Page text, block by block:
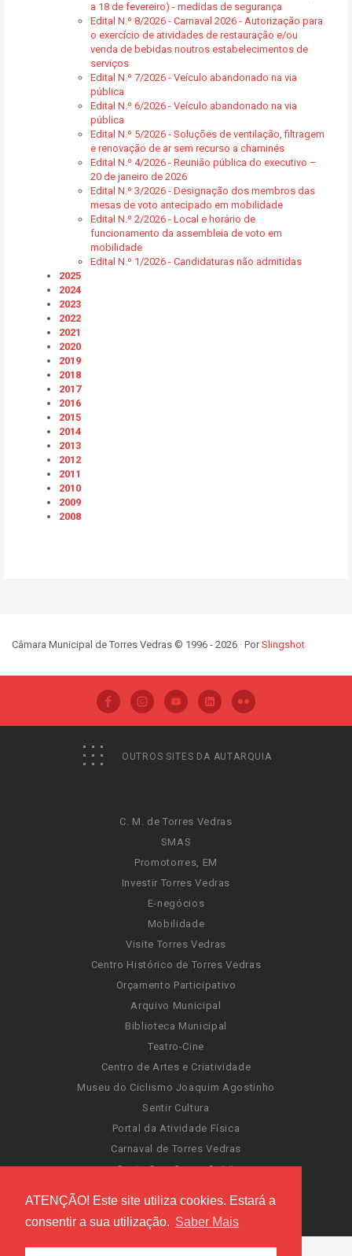
ATENÇÃO! Este site utiliza cookies. Estará a
consentir a sua utilização. Saber Mais
a 18 de fevereiro) - medidas de segurança
Edital N.º 8/2026 - Carnaval 2026 - Autorização para
o exercício de atividades de restauração e/ou
venda de bebidas noutros estabelecimentos de
serviços
Edital N.º 7/2026 - Veículo abandonado na via
pública
Edital N.º 6/2026 - Veículo abandonado na via
pública
Edital N.º 5/2026 - Soluções de ventilação, filtragem
e renovação de ar sem recurso a chaminés
Edital N.º 4/2026 - Reunião pública do executivo –
20 de janeiro de 2026
Edital N.º 3/2026 - Designação dos membros das
mesas de voto antecipado em mobilidade
Edital N.º 2/2026 - Local e horário de
funcionamento da assembleia de voto em
mobilidade
Edital N.º 1/2026 - Candidaturas não admitidas
2025
2024
2023
2022
2021
2020
2019
2018
2017
2016
2015
2014
2013
2012
2011
2010
2009
2008
Câmara Municipal de Torres Vedras © 1996 - 2026 · PorSlingshot
OUTROS SITES DA AUTARQUIA
C. M. de Torres Vedras
SMAS
Promotorres, EM
Investir Torres Vedras
E-negócios
Mobilidade
Visite Torres Vedras
Centro Histórico de Torres Vedras
Orçamento Participativo
Arquivo Municipal
Biblioteca Municipal
Teatro-Cine
Centro de Artes e Criatividade
Museu do Ciclismo Joaquim Agostinho
Sentir Cultura
Portal da Atividade Física
Carnaval de Torres Vedras
Santa Cruz Ocean Spirit